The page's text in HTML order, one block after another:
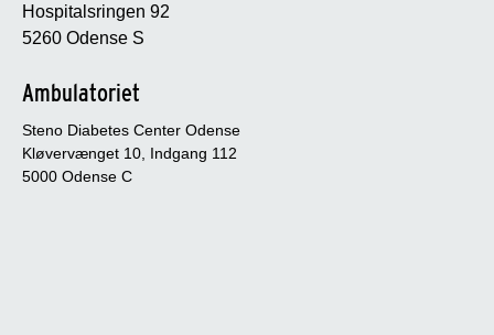
Hospitalsringen 92
5260 Odense S
Ambulatoriet
Steno Diabetes Center Odense
Kløvervænget 10, Indgang 112
5000 Odense C